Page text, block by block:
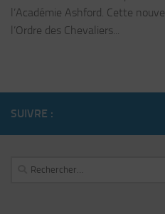
l’Académie Ashford. Cette
l’Ordre des Chevaliers...
SUIVRE :
Rechercher :